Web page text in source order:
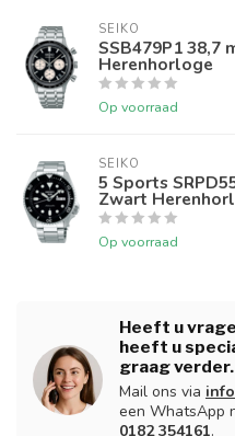
SEIKO
SSB479P1 38,7
Herenhorloge
Op voorraad
SEIKO
5 Sports
Zwart
Op voorraad
Heeft u
heeft u
graag verder.
Mail ons via
een WhatsApp
0182 354161.